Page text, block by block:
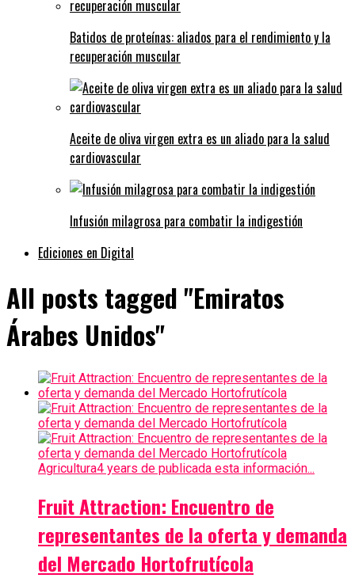
Batidos de proteínas: aliados para el rendimiento y la
recuperación muscular
Aceite de oliva virgen extra es un aliado para la salud
cardiovascular
Infusión milagrosa para combatir la indigestión
Ediciones en Digital
All posts tagged "Emiratos
Árabes Unidos"
Agricultura4 years de publicada esta información...
Fruit Attraction: Encuentro de
representantes de la oferta y demanda
del Mercado Hortofrutícola